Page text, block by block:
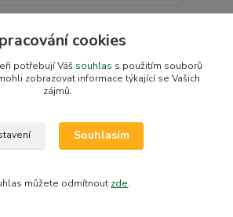
cookies
potřebují Váš souhlas s použitím souborů
zobrazovat informace týkající se Vašich
zájmů.
Souhlasím
můžete odmítnout zde.